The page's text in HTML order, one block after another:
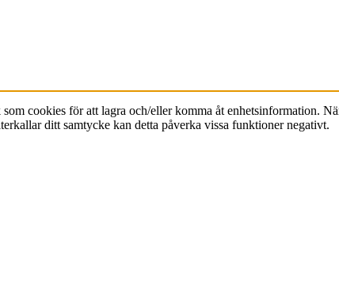
cookies för att lagra och/eller komma åt enhetsinformation.
ditt samtycke kan detta påverka vissa funktioner negativt.